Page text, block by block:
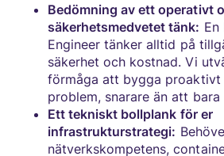
Bedömning av ett operativt
säkerhetsmedvetet tänk: En
Engineer tänker alltid på
säkerhet och kostnad. Vi
förmåga att bygga
problem, snarare än att bara
Ett tekniskt bollplank för er
infrastrukturstrategi:
nätverkskompetens,